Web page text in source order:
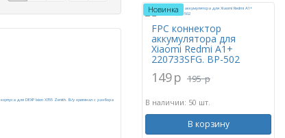
Новинка
FPC коннектор
аккумулятора для
Xiaomi Redmi A1+
220733SFG. BP-502
149p 195 p
В наличии: 50 шт.
В корзину